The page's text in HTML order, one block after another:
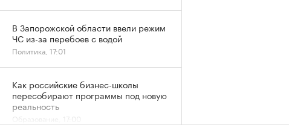
В Запорожской области ввели режим
ЧС из-за перебоев с водой
Политика, 17:01
Как российские бизнес-школы
пересобирают программы под новую
реальность
Образование, 17:00